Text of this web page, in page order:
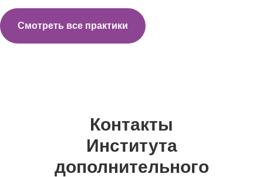
Смотреть все практики
Контакты
Института
дополнительного